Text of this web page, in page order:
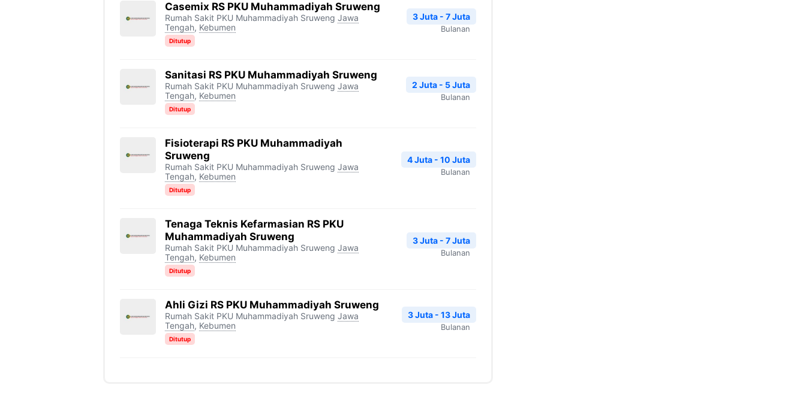
Casemix RS PKU Muhammadiyah Sruweng
Rumah Sakit PKU Muhammadiyah Sruweng Jawa
Tengah, Kebumen
Ditutup
3 Juta - 7 Juta
Bulanan
Sanitasi RS PKU Muhammadiyah Sruweng
Rumah Sakit PKU Muhammadiyah Sruweng Jawa
Tengah, Kebumen
Ditutup
2 Juta - 5 Juta
Bulanan
Fisioterapi RS PKU Muhammadiyah
Sruweng
Rumah Sakit PKU Muhammadiyah Sruweng Jawa
Tengah, Kebumen
Ditutup
4 Juta - 10 Juta
Bulanan
Tenaga Teknis Kefarmasian RS PKU
Muhammadiyah Sruweng
Rumah Sakit PKU Muhammadiyah Sruweng Jawa
Tengah, Kebumen
Ditutup
3 Juta - 7 Juta
Bulanan
Ahli Gizi RS PKU Muhammadiyah Sruweng
Rumah Sakit PKU Muhammadiyah Sruweng Jawa
Tengah, Kebumen
Ditutup
3 Juta - 13 Juta
Bulanan